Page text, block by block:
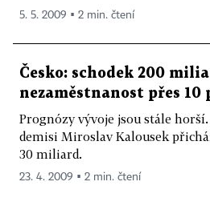
5. 5. 2009 ▪ 2 min. čtení
Česko: schodek 200
nezaměstnanost přes 10
Prognózy vývoje jsou stále
demisi Miroslav Kalousek
30 miliard.
23. 4. 2009 ▪ 2 min. čtení